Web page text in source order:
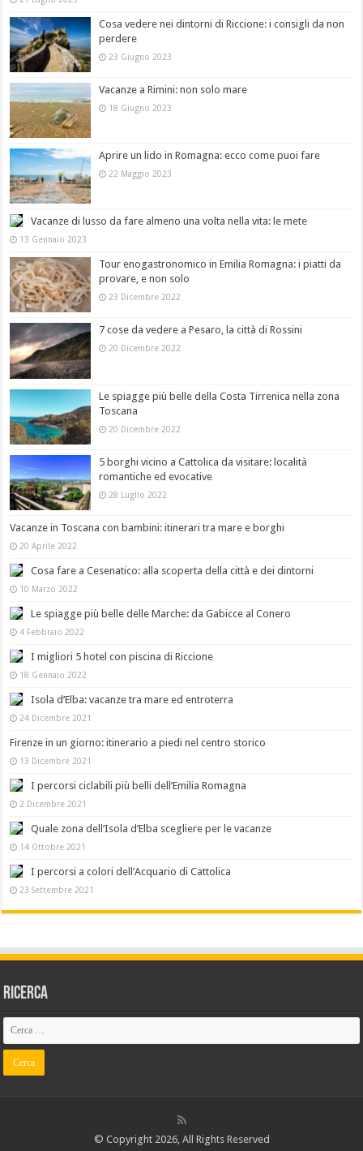
Cosa vedere nei dintorni di Riccione: i consigli da non
perdere
23 Giugno 2023
Vacanze a Rimini: non solo mare
18 Giugno 2023
Aprire un lido in Romagna: ecco come puoi fare
22 Maggio 2023
Vacanze di lusso da fare almeno una volta nella vita: le mete
13 Gennaio 2023
Tour enogastronomico in Emilia Romagna: i piatti da
provare, e non solo
23 Dicembre 2022
7 cose da vedere a Pesaro, la città di Rossini
20 Dicembre 2022
Le spiagge più belle della Costa Tirrenica nella zona
Toscana
20 Dicembre 2022
5 borghi vicino a Cattolica da visitare: località
romantiche ed evocative
28 Luglio 2022
Vacanze in Toscana con bambini: itinerari tra mare e borghi
20 Aprile 2022
Cosa fare a Cesenatico: alla scoperta della città e dei dintorni
10 Marzo 2022
Le spiagge più belle delle Marche: da Gabicce al Conero
4 Febbraio 2022
I migliori 5 hotel con piscina di Riccione
18 Gennaio 2022
Isola d’Elba: vacanze tra mare ed entroterra
24 Dicembre 2021
Firenze in un giorno: itinerario a piedi nel centro storico
13 Dicembre 2021
I percorsi ciclabili più belli dell’Emilia Romagna
2 Dicembre 2021
Quale zona dell’Isola d’Elba scegliere per le vacanze
14 Ottobre 2021
I percorsi a colori dell’Acquario di Cattolica
23 Settembre 2021
Ricerca
© Copyright 2026, All Rights Reserved